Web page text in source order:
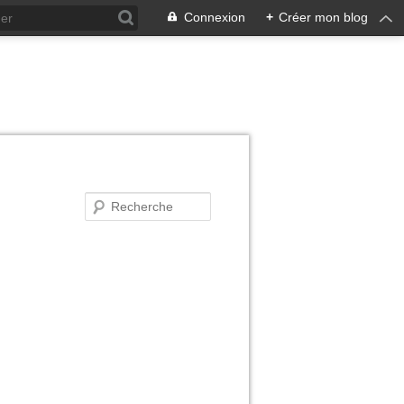
Connexion + Créer mon blog